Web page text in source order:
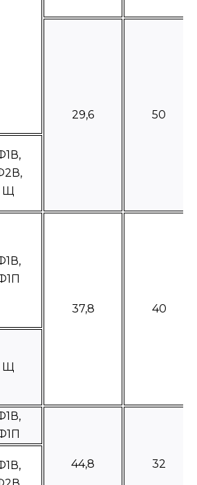
29,6 50
Щ
37,8 40
Щ
44,8 32